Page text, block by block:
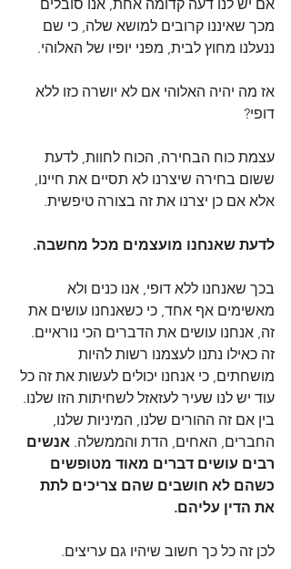
אם יש לנו דעה קדומה אחת, אנו סובלים
מכך שאיננו קרובים למושא שלה, כי שם
ננעלנו מחוץ לבית, מפני יופיו של האלוהי.
אז מה יהיה האלוהי אם לא יושרה כזו ללא
דופי?
עצמת כוח הבחירה, הכוח לחוות, לדעת
ששום בחירה שיצרנו לא תסיים את חיינו,
אלא אם כן יצרנו את זה בצורה טיפשית.
לדעת שאנחנו מועצמים מכל מחשבה.
בכך שאנחנו ללא דופי, אנו כנים ולא
מאשימים אף אחד, כי כשאנחנו עושים את
זה, אנחנו עושים את הדברים הכי נוראיים.
זה כאילו נתנו לעצמנו רשות להיות
מושחתים, כי אנחנו יכולים לעשות את זה כל
עוד יש לנו שעיר לעזאזל לשחיתות הזו שלנו.
בין אם זה ההורים שלנו, המיניות שלנו,
החברים, האחים, הדת והממשלה. אנשים
רבים עושים דברים מאוד מטופשים
כשהם לא חושבים שהם צריכים לתת
את הדין עליהם.
לכן זה כל כך חשוב שיהיו גם עריצים.